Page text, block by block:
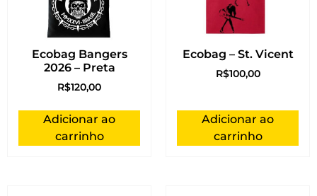
Ecobag Bangers
2026 – Preta
R$120,00
Adicionar ao
carrinho
Ecobag – St. Vicent
R$100,00
Adicionar ao
carrinho